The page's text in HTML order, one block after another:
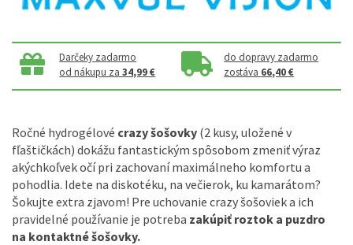
Darčeky zadarmo
od nákupu za34,99 €
do dopravy zadarmo
zostáva 66,40 €
Ročné hydrogélové crazy šošovky (2 kusy, uložené v
fľaštičkách) dokážu fantastickým spôsobom zmeniť výraz
akýchkoľvek očí pri zachovaní maximálneho komfortu a
pohodlia. Idete na diskotéku, na večierok, ku kamarátom?
Šokujte extra zjavom! Pre uchovanie crazy šošoviek a ich
pravidelné používanie je potreba zakúpiť roztok a puzdro
na kontaktné šošovky.